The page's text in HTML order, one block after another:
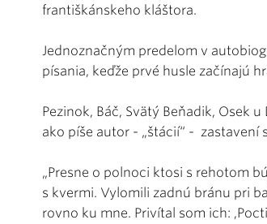
františkánskeho kláštora.
Jednoznačným predelom v
písania, keďže prvé husle začínajú
Pezinok, Báč, Svätý Beňadik, Osek
ako píše autor - „štácií“ - zastavení
„Presne o polnoci ktosi s rehotom
s kvermi. Vylomili zadnú bránu pri
rovno ku mne. Privítal som ich: